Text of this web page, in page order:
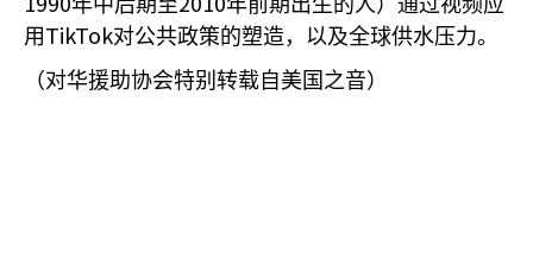
年中后期至
年前期出生的人）通过视频应
用 TikTok对公共政策的塑造，以及全球供水压力。
（对华援助协会特别转载自美国之音）